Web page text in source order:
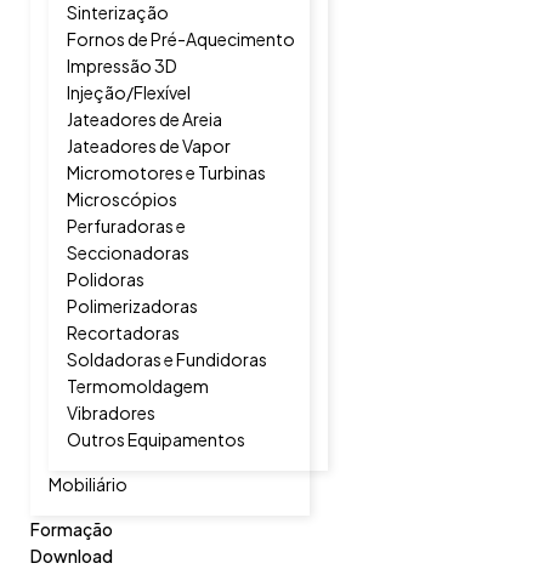
Sinterização
Fornos de Pré-Aquecimento
Impressão 3D
Injeção/Flexível
Jateadores de Areia
Jateadores de Vapor
Micromotores e Turbinas
Microscópios
Perfuradoras e
Seccionadoras
Polidoras
Polimerizadoras
Recortadoras
Soldadoras e Fundidoras
Termomoldagem
Vibradores
Outros Equipamentos
Mobiliário
Formação
Download